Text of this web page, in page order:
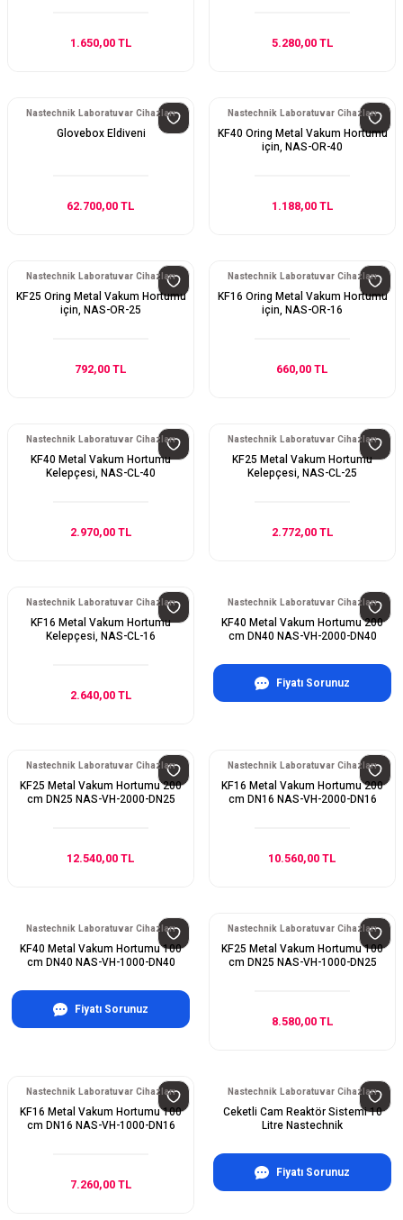
1.650,00 TL 5.280,00 TL
Nastechnik Laboratuvar Cihazları
Glovebox Eldiveni
62.700,00 TL
Nastechnik Laboratuvar Cihazları
KF40 Oring Metal Vakum Hortumu
için, NAS-OR-40
1.188,00 TL
Nastechnik Laboratuvar Cihazları
KF25 Oring Metal Vakum Hortumu
için, NAS-OR-25
792,00 TL
Nastechnik Laboratuvar Cihazları
KF16 Oring Metal Vakum Hortumu
için, NAS-OR-16
660,00 TL
Nastechnik Laboratuvar Cihazları
KF40 Metal Vakum Hortumu
Kelepçesi, NAS-CL-40
2.970,00 TL
Nastechnik Laboratuvar Cihazları
KF25 Metal Vakum Hortumu
Kelepçesi, NAS-CL-25
2.772,00 TL
Nastechnik Laboratuvar Cihazları
KF16 Metal Vakum Hortumu
Kelepçesi, NAS-CL-16
2.640,00 TL
Nastechnik Laboratuvar Cihazları
KF40 Metal Vakum Hortumu 200
cm DN40 NAS-VH-2000-DN40
Fiyatı Sorunuz
Nastechnik Laboratuvar Cihazları
KF25 Metal Vakum Hortumu 200
cm DN25 NAS-VH-2000-DN25
12.540,00 TL
Nastechnik Laboratuvar Cihazları
KF16 Metal Vakum Hortumu 200
cm DN16 NAS-VH-2000-DN16
10.560,00 TL
Nastechnik Laboratuvar Cihazları
KF40 Metal Vakum Hortumu 100
cm DN40 NAS-VH-1000-DN40
Fiyatı Sorunuz
Nastechnik Laboratuvar Cihazları
KF25 Metal Vakum Hortumu 100
cm DN25 NAS-VH-1000-DN25
8.580,00 TL
Nastechnik Laboratuvar Cihazları
KF16 Metal Vakum Hortumu 100
cm DN16 NAS-VH-1000-DN16
7.260,00 TL
Nastechnik Laboratuvar Cihazları
Ceketli Cam Reaktör Sistemi 10
Litre Nastechnik
Fiyatı Sorunuz